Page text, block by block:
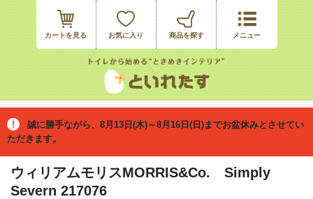
カートを見る お気に入り
誠に勝手ながら、8月13日(木)～8月16日(日)までお盆休みとさせてい
ただきます。
ウィリアムモリスMORRIS&Co. Simply
Severn 217076